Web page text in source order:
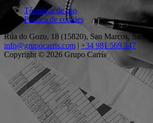
Términos de uso
Política de cookies
Rúa do Gozo, 18 (15820), San Marcos,
info@grupocarris.com | +34 981 569 347
Copyright © 2026 Grupo Carrís